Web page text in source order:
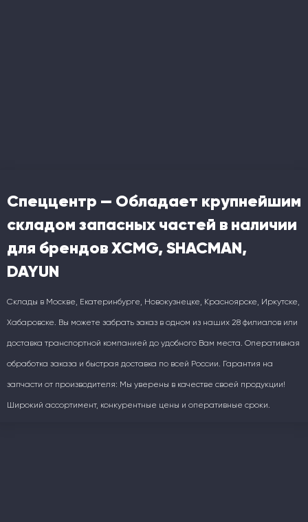
Спеццентр — Обладает крупнейшим
складом запасных частей в наличии
для брендов XCMG, SHACMAN,
DAYUN
Склады в Москве, Екатеринбурге, Новокузнецке, Красноярске, Иркутске,
Хабаровске. Вы можете забрать заказ в одном из наших 28 филиалов или
доставка транспортной компанией до удобного Вам места. Оперативная
обработка заказа и быстрая доставка по всей России. Гарантия на
запчасти от производителя: Мы уверены в качестве своей продукции!
Широкий ассортимент, конкурентные цены и оперативные сроки.